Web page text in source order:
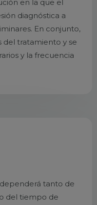
en la que el
diagnóstica a
En conjunto,
del tratamiento y se
y la frecuencia
tanto de
del tiempo de